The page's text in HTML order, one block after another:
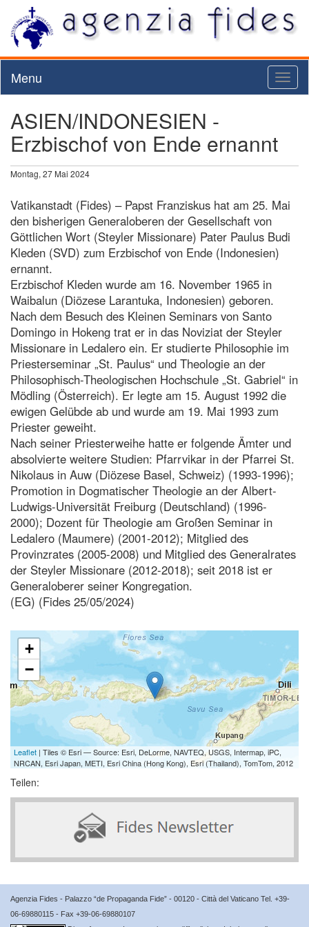
Menu
ASIEN/INDONESIEN -
Erzbischof von Ende ernannt
Montag, 27 Mai 2024
Vatikanstadt (Fides) – Papst Franziskus hat am 25. Mai
den bisherigen Generaloberen der Gesellschaft von
Göttlichen Wort (Steyler Missionare) Pater Paulus Budi
Kleden (SVD) zum Erzbischof von Ende (Indonesien)
ernannt.
Erzbischof Kleden wurde am 16. November 1965 in
Waibalun (Diözese Larantuka, Indonesien) geboren.
Nach dem Besuch des Kleinen Seminars von Santo
Domingo in Hokeng trat er in das Noviziat der Steyler
Missionare in Ledalero ein. Er studierte Philosophie im
Priesterseminar „St. Paulus“ und Theologie an der
Philosophisch-Theologischen Hochschule „St. Gabriel“ in
Mödling (Österreich). Er legte am 15. August 1992 die
ewigen Gelübde ab und wurde am 19. Mai 1993 zum
Priester geweiht.
Nach seiner Priesterweihe hatte er folgende Ämter und
absolvierte weitere Studien: Pfarrvikar in der Pfarrei St.
Nikolaus in Auw (Diözese Basel, Schweiz) (1993-1996);
Promotion in Dogmatischer Theologie an der Albert-
Ludwigs-Universität Freiburg (Deutschland) (1996-
2000); Dozent für Theologie am Großen Seminar in
Ledalero (Maumere) (2001-2012); Mitglied des
Provinzrates (2005-2008) und Mitglied des Generalrates
der Steyler Missionare (2012-2018); seit 2018 ist er
Generaloberer seiner Kongregation.
(EG) (Fides 25/05/2024)
+
−
Leaflet | Tiles © Esri — Source: Esri, DeLorme, NAVTEQ, USGS, Intermap, iPC,
NRCAN, Esri Japan, METI, Esri China (Hong Kong), Esri (Thailand), TomTom, 2012
Teilen:
Agenzia Fides - Palazzo “de Propaganda Fide” - 00120 - Città del Vaticano Tel. +39-
06-69880115 - Fax +39-06-69880107